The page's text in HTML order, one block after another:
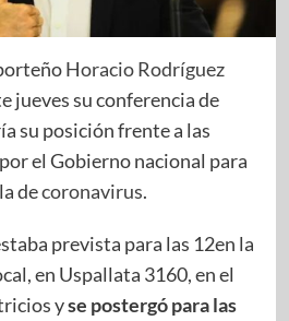
Horacio Rodríguez
jueves su conferencia de
su posición frente a las
el Gobierno nacional para
decoronavirus.
prevista para las 12en la
en Uspallata 3160, en el
yse postergó para las